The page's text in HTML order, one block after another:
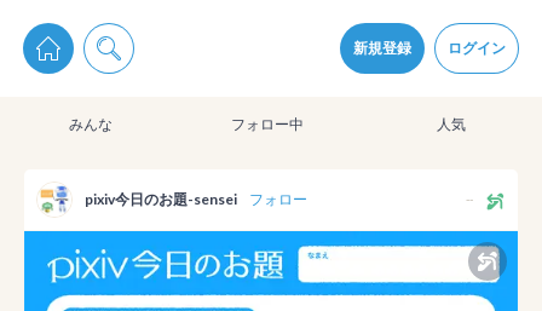
新規登録 ログイン
pixiv Sketchは2024年5月28日付で プライパシーポリシーを改定しました。
通知を受け取るにはここをクリックします
pixiv Sketchアプリでさらに快適に！
みんな フォロー中 人気
pixiv今日のお題-sensei フォロー --